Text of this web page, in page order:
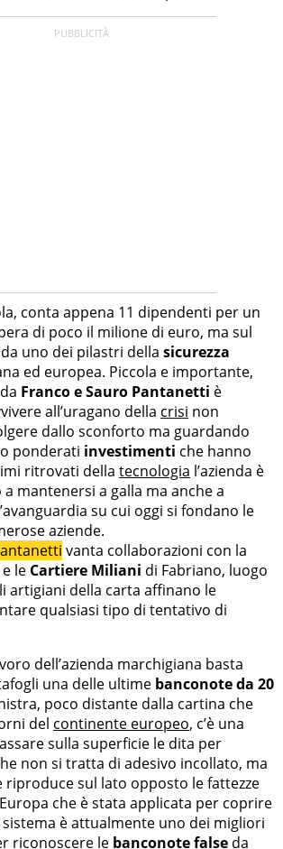
conta appena 11 dipendenti per un
di poco il milione di euro, ma sul
uno dei pilastri della sicurezza
ed europea. Piccola e importante,
Franco e Sauro Pantanetti è
all’uragano della crisi non
dallo sconforto ma guardando
ponderati investimenti che hanno
ritrovati della tecnologia l’azienda è
mantenersi a galla ma anche a
su cui oggi si fondano le
aziende.
vanta collaborazioni con la
e le Cartiere Miliani di Fabriano, luogo
artigiani della carta affinano le
qualsiasi tipo di tentativo di
dell’azienda marchigiana basta
una delle ultime banconote da 20
poco distante dalla cartina che
del continente europeo, c’è una
sulla superficie le dita per
non si tratta di adesivo incollato, ma
riproduce sul lato opposto le fattezze
che è stata applicata per coprire
è attualmente uno dei migliori
riconoscere le banconote false da